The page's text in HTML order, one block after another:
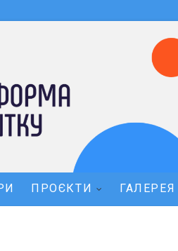
ПРОЄКТИ ГАЛЕРЕЯ